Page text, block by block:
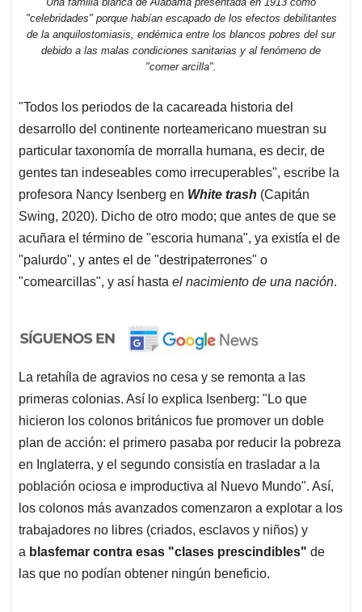
"celebridades" porque habían escapado de los efectos debilitantes
de la anquilostomiasis, endémica entre los blancos pobres del sur
debido a las malas condiciones sanitarias y al fenómeno de
"comer arcilla".
"Todos los periodos de la cacareada historia del
desarrollo del continente norteamericano muestran su
particular taxonomía de morralla humana, es decir, de
gentes tan indeseables como irrecuperables", escribe la
profesora Nancy Isenberg en White trash (Capitán
Swing, 2020). Dicho de otro modo; que antes de que se
acuñara el término de "escoria humana", ya existía el de
"palurdo", y antes el de "destripaterrones" o
"comearcillas", y así hasta el nacimiento de una nación.
La retahíla de agravios no cesa y se remonta a las
primeras colonias. Así lo explica Isenberg: "Lo que
hicieron los colonos británicos fue promover un doble
plan de acción: el primero pasaba por reducir la pobreza
en Inglaterra, y el segundo consistía en trasladar a la
población ociosa e improductiva al Nuevo Mundo". Así,
los colonos más avanzados comenzaron a explotar a los
trabajadores no libres (criados, esclavos y niños) y
a blasfemar contra esas "clases prescindibles" de
las que no podían obtener ningún beneficio.